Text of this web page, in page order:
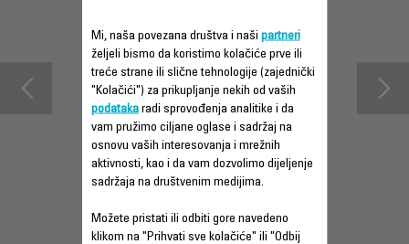
INFORMACIJE O
PREUZMI
UPUTSTVO ZA
UPOTREBU
INFORMACIJE O
Mi, naša povezana društva i naši partneri
željeli bismo da koristimo kolačiće prve ili
treće strane ili slične tehnologije (zajednički
"Kolačići") za prikupljanje nekih od vaših
podatakaradi sprovođenja analitike i da
vam pružimo ciljane oglase i sadržaj na
osnovu vaših interesovanja i mrežnih
aktivnosti, kao i da vam dozvolimo dijeljenje
sadržaja na društvenim medijima.
Možete pristati ili odbiti gore navedeno
klikom na "Prihvati sve kolačiće" ili "Odbij